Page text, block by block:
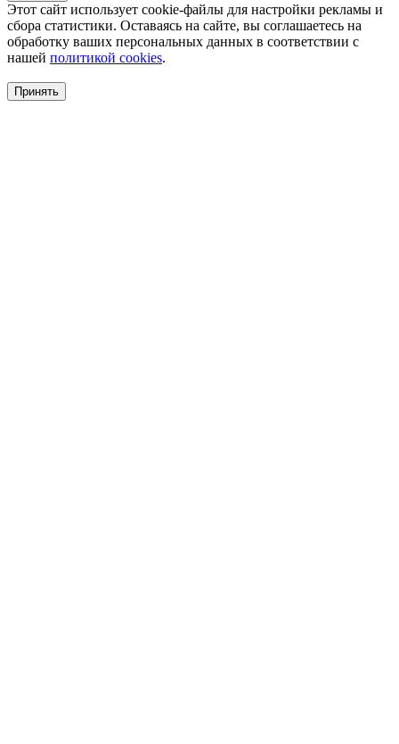
Этот сайт использует cookie-файлы для настройки рекламы и
сбора статистики. Оставаясь на сайте, вы соглашаетесь на
обработку ваших персональных данных в соответствии с
нашей политикой cookies.
Принять